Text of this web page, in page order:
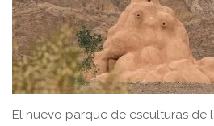
El nuevo parque de esculturas de